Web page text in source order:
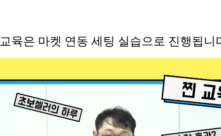
육은 마켓 연동 세팅 실습으로 진행됩